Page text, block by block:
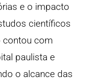
e o impacto
científicos
contou com
paulista e
o alcance das